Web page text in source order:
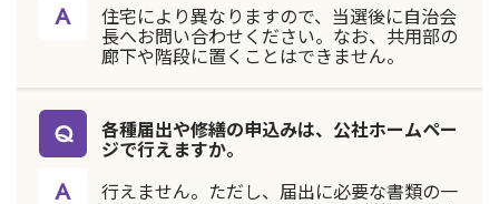
住宅により異なりますので、当選後に自治会
長へお問い合わせください。なお、共用部の
廊下や階段に置くことはできません。
各種届出や修繕の申込みは、公社ホームペー
ジで行えますか。
行えません。ただし、届出に必要な書類の一